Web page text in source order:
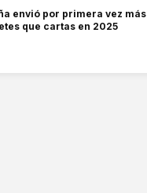
envió por primera vez más
que cartas en 2025